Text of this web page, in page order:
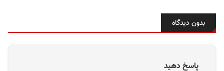
بدون دیدگاه
پاسخ دهید